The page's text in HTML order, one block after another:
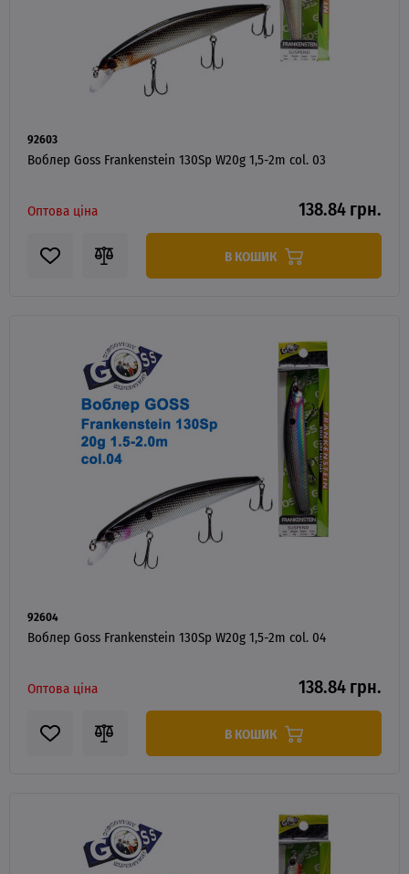
92603
Воблер Goss Frankenstein 130Sp W20g 1,5-2m col. 03
Оптова ціна 138.84 грн.
В КОШИК
92604
Воблер Goss Frankenstein 130Sp W20g 1,5-2m col. 04
Оптова ціна 138.84 грн.
В КОШИК